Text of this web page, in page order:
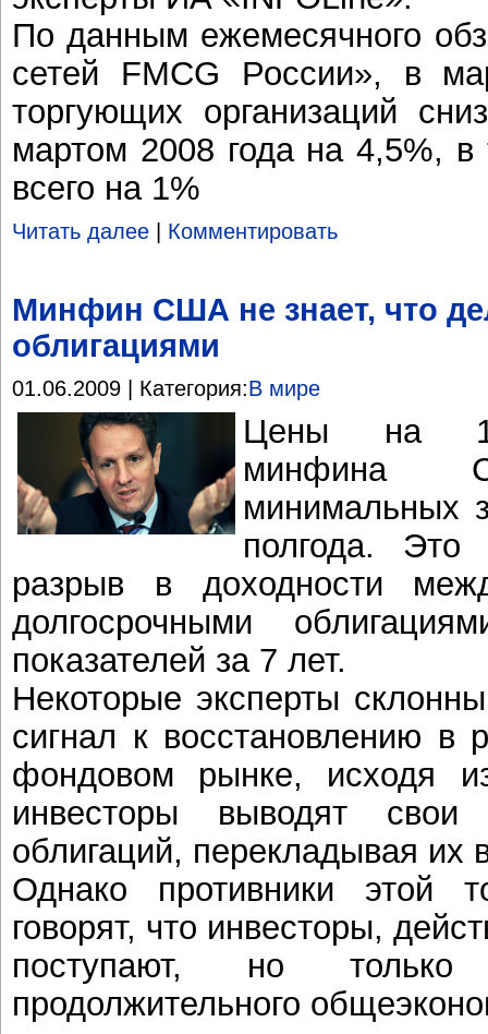
По данным ежемесячного
сетей FMCG России», в
торгующих организаций
мартом 2008 года на 4,5%,
всего на 1%
Читать далее Комментировать
Минфин США не знает, что
облигациями
01.06.2009 | Категория:В мире
Цены на 10-
минфина
минимальных
полгода.
разрыв в доходности
долгосрочными
показателей за 7 лет.
Некоторые эксперты
сигнал к восстановлению в
фондовом рынке, исходя
инвесторы выводят
облигаций, перекладывая их
Однако противники этой
говорят, что инвесторы,
поступают, но
продолжительного